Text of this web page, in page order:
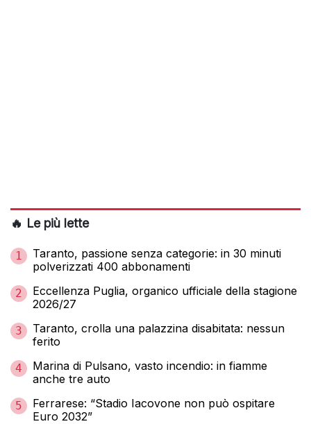
🔥 Le più lette
1
Taranto, passione senza categorie: in 30 minuti
polverizzati 400 abbonamenti
2
Eccellenza Puglia, organico ufficiale della stagione
2026/27
3
Taranto, crolla una palazzina disabitata: nessun
ferito
4
Marina di Pulsano, vasto incendio: in fiamme
anche tre auto
5
Ferrarese: “Stadio Iacovone non può ospitare
Euro 2032”